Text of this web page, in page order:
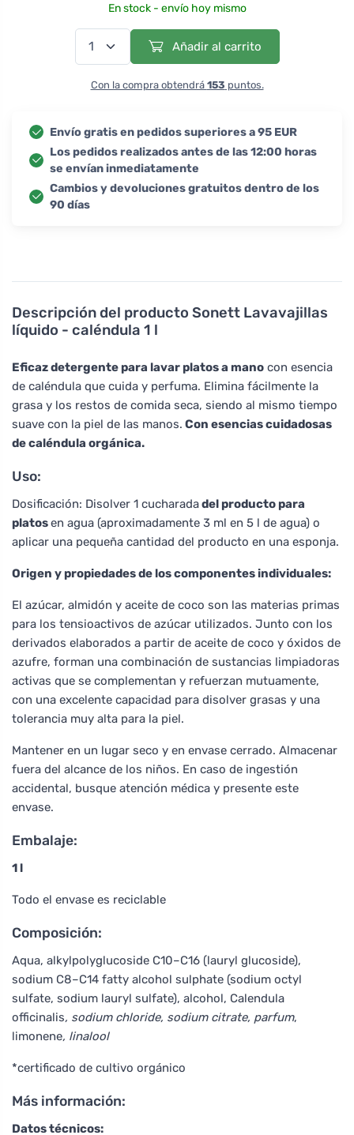
Descripción del producto Sonett Lavavajillas
líquido - caléndula 1 l
Eficaz detergente para lavar platos a mano con esencia
de caléndula que cuida y perfuma. Elimina fácilmente la
grasa y los restos de comida seca, siendo al mismo tiempo
suave con la piel de las manos. Con esencias cuidadosas
de caléndula orgánica.
Uso:
Dosificación: Disolver 1 cucharadadel producto para
platosen agua (aproximadamente 3 ml en 5 l de agua) o
aplicar una pequeña cantidad del producto en una esponja.
Origen y propiedades de los componentes individuales:
El azúcar, almidón y aceite de coco son las materias primas
para los tensioactivos de azúcar utilizados. Junto con los
derivados elaborados a partir de aceite de coco y óxidos de
azufre, forman una combinación de sustancias limpiadoras
activas que se complementan y refuerzan mutuamente,
con una excelente capacidad para disolver grasas y una
tolerancia muy alta para la piel.
Mantener en un lugar seco y en envase cerrado. Almacenar
fuera del alcance de los niños. En caso de ingestión
accidental, busque atención médica y presente este
envase.
Embalaje:
1 l
Todo el envase es reciclable
Composición:
Aqua, alkylpolyglucoside C10–C16 (lauryl glucoside),
sodium C8–C14 fatty alcohol sulphate (sodium octyl
sulfate, sodium lauryl sulfate), alcohol, Calendula
officinalis, sodium chloride, sodium citrate, parfum,
limonene, linalool
*certificado de cultivo orgánico
Más información:
Datos técnicos:
En stock - envío hoy mismo
Añadir al carrito
Con la compra obtendrá 153 puntos.
Envío gratis en pedidos superiores a 95 EUR
Los pedidos realizados antes de las 12:00 horas
se envían inmediatamente
Cambios y devoluciones gratuitos dentro de los
90 días